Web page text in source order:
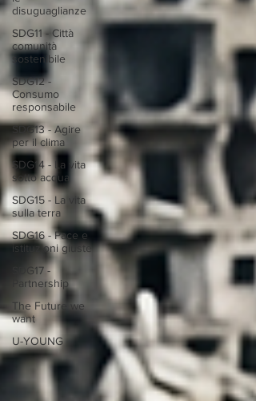
disuguaglianze
SDG11 - Città
comunità
sostenibile
SDG12 -
Consumo
responsabile
SDG13 - Agire
per il clima
SDG14 - La vita
sotto acqua
SDG15 - La vita
sulla terra
SDG16 - Pace e
istituzioni giuste
SDG17 -
Partnership
The Future we
want
U-YOUNG